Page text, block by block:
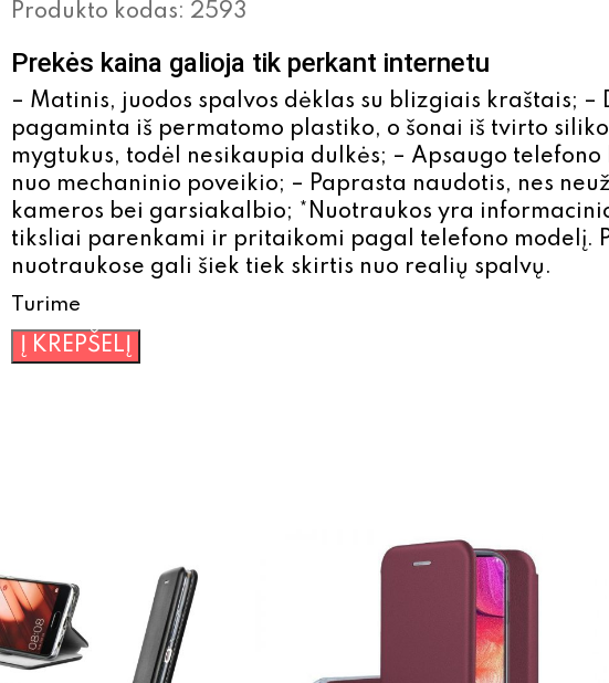
Produkto kodas: 2593
Prekės kaina galioja tik perkant internetu
– Matinis, juodos spalvos dėklas su blizgiais kraštais; –
pagaminta iš permatomo plastiko, o šonai iš tvirto
mygtukus, todėl nesikaupia dulkės; – Apsaugo
nuo mechaninio poveikio; – Paprasta naudotis, nes
kameros bei garsiakalbio; *Nuotraukos yra
tiksliai parenkami ir pritaikomi pagal telefono modelį.
nuotraukose gali šiek tiek skirtis nuo realių spalvų.
Turime
produkto
kiekis:
Į KREPŠELĮ